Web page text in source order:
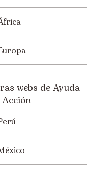
webs de Ayuda
Acción